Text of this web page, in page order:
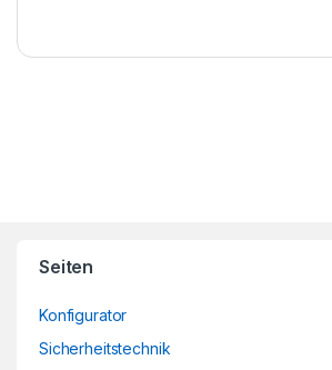
Seiten
Konfigurator
Sicherheitstechnik